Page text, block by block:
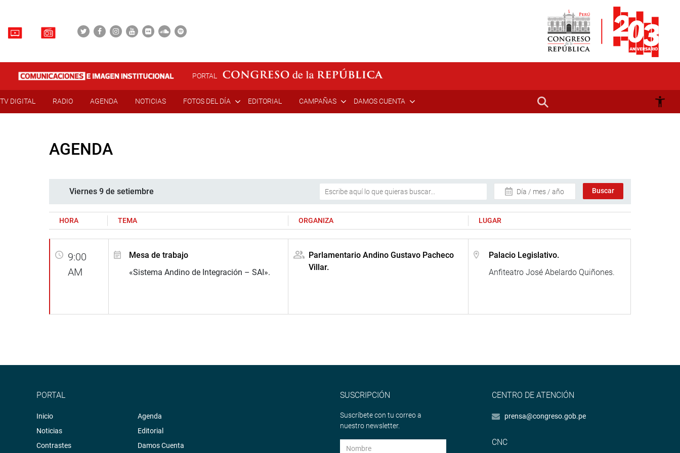
PORTAL
TV DIGITAL RADIO AGENDA NOTICIAS FOTOS DEL DÍA EDITORIAL CAMPAÑAS DAMOS CUENTA
AGENDA
Viernes 9 de setiembre Día / mes / año
HORA TEMA ORGANIZA LUGAR
9:00
AM
Mesa de trabajo
«Sistema Andino de Integración – SAI».
Parlamentario Andino Gustavo Pacheco
Villar.
Palacio Legislativo.
Anfiteatro José Abelardo Quiñones.
PORTAL
Inicio
Noticias
Contrastes
Agenda
Editorial
Damos Cuenta
SUSCRIPCIÓN
Suscríbete con tu correo a
nuestro newsletter.
CENTRO DE ATENCIÓN
prensa@congreso.gob.pe
CNC